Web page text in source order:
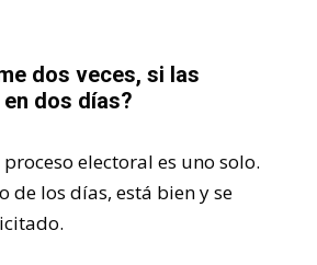
dos veces, si las
dos días?
electoral es uno solo.
de los días, está bien y se